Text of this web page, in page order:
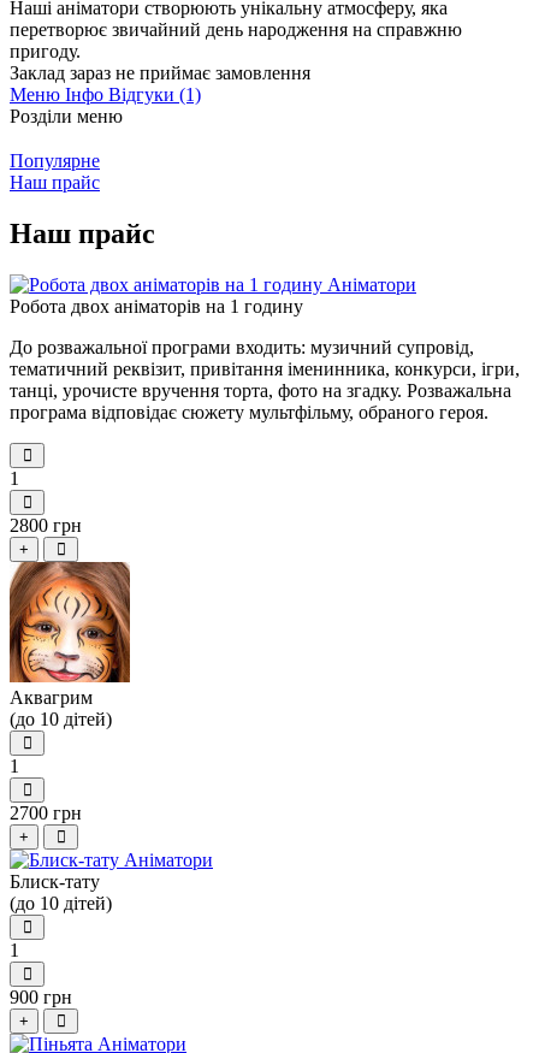
Наші аніматори створюють унікальну атмосферу, яка
перетворює звичайний день народження на справжню
пригоду.
Заклад зараз не приймає замовлення
Меню Інфо Відгуки (1)
Розділи меню
Популярне
Наш прайс
Наш прайс
Робота двох аніматорів на 1 годину
До розважальної програми входить: музичний супровід,
тематичний реквізит, привітання іменинника, конкурси, ігри,
танці, урочисте вручення торта, фото на згадку. Розважальна
програма відповідає сюжету мультфільму, обраного героя.
1
2800 грн
+
Аквагрим
(до 10 дітей)
1
2700 грн
+
Блиск-тату
(до 10 дітей)
1
900 грн
+